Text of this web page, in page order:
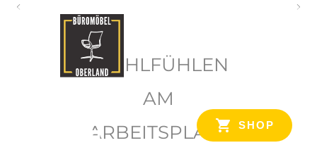
SHOP
WOHLFÜHLEN
AM
ARBEITSPLATZ